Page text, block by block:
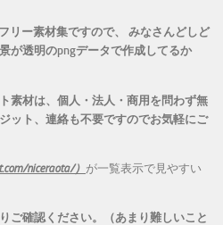
リー素材集ですので、 みなさんどしど
が透明のpngデータで作成してるか
素材は、個人・法人・商用を問わず無
ット、連絡も不要ですのでお気軽にご
niceraota/） が一覧表示で見やすい
ご確認ください。（あまり難しいこと